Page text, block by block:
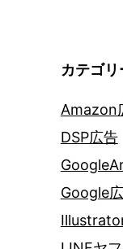
カテゴリ
Amazon
DSP広告
Google